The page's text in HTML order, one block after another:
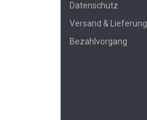
Datenschutz
Versand & Lieferung
Bezahlvorgang